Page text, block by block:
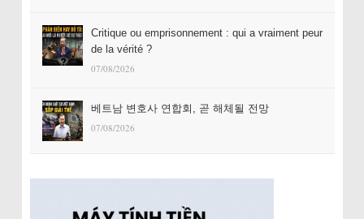
Critique ou emprisonnement : qui a vraiment peur
de la vérité ?
07/08/2026
베트남 변호사 연합회, 곧 해체될 전망
07/08/2026